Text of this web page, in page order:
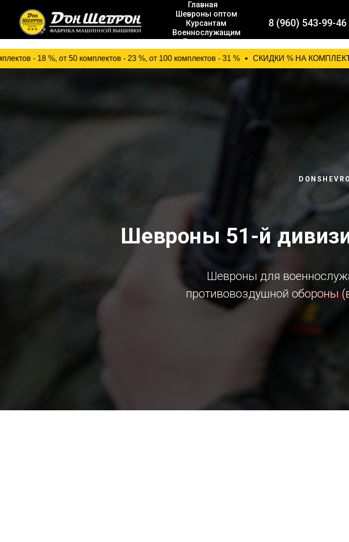
Главная
Шевроны оптом
Курсантам
Военнослужащим
Госслужащим
8 (960) 543-99-46
от 50 комплектов - 23 %, от 100 комплектов - 31 % СКИДКИ % НА КОМПЛЕКТЫ ВОЕННЫХ
Шевроны 51-й
Шевроны для
противовоздушной обороны